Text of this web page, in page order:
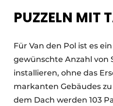
PUZZELN MIT
Für Van den Pol ist es
gewünschte Anzahl von
installieren, ohne das
markanten Gebäudes
dem Dach werden 103